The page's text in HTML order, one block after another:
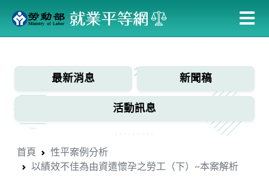
主
最新消息 新聞稿
活動訊息
首頁
性平案例分析
以績效不佳為由資遣懷孕之勞工（下）~本案解析